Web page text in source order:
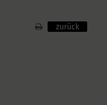
zurück